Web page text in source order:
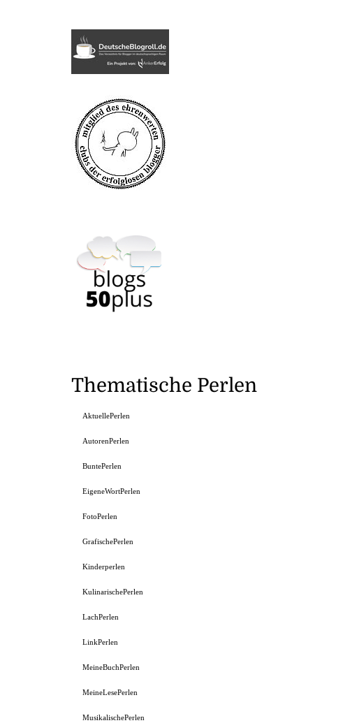
Thematische Perlen
AktuellePerlen
AutorenPerlen
BuntePerlen
EigeneWortPerlen
FotoPerlen
GrafischePerlen
Kinderperlen
KulinarischePerlen
LachPerlen
LinkPerlen
MeineBuchPerlen
MeineLesePerlen
MusikalischePerlen